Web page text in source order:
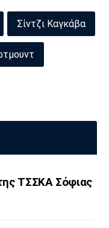
Σίντζι Καγκάβα
ΤΣΣΚΑ Σόφιας